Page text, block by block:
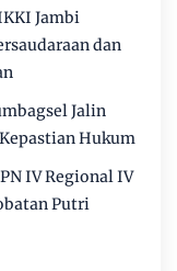
Jambi
dan
Jalin
Hukum
IV Regional IV
Putri